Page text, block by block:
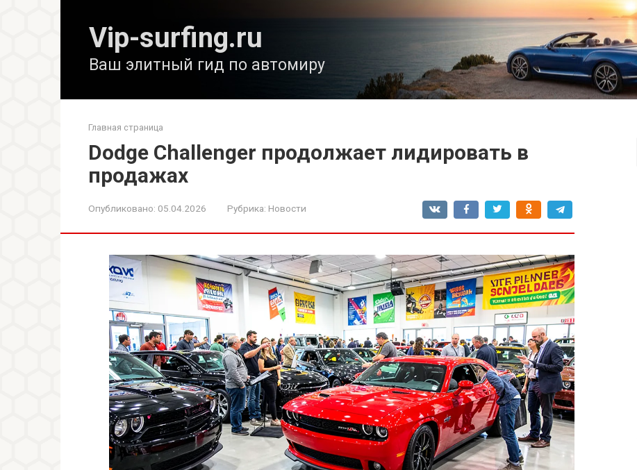
Vip-surfing.ru
Ваш элитный гид по автомиру
Главная страница
Dodge Challenger продолжает лидировать в
продажах
Опубликовано: 05.04.2026 Рубрика: Новости